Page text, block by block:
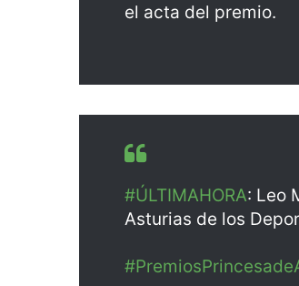
el acta del premio.
#ÚLTIMAHORA: Leo
Asturias de los